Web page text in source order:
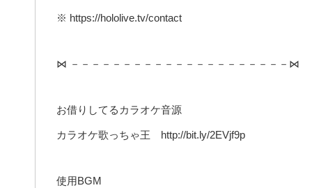
※ https://hololive.tv/contact
⋈ －－－－－－－－－－－－－－－－－－－－－⋈
お借りしてるカラオケ音源
カラオケ歌っちゃ王 http://bit.ly/2EVjf9p
使用BGM